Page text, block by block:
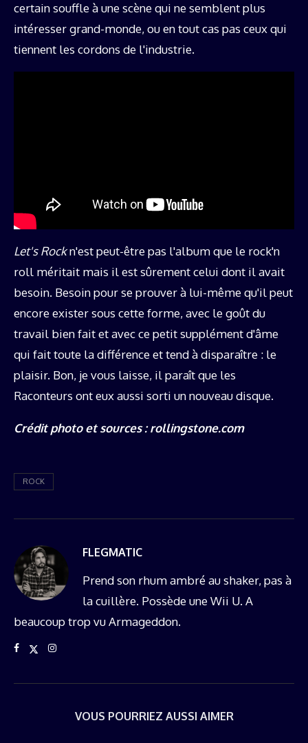
certain souffle à une scène qui ne semblent plus
intéresser grand-monde, ou en tout cas pas ceux qui
tiennent les cordons de l'industrie.
Let's Rockn'est peut-être pas l'album que le rock'n
roll méritait mais il est sûrement celui dont il avait
besoin. Besoin pour se prouver à lui-même qu'il peut
encore exister sous cette forme, avec le goût du
travail bien fait et avec ce petit supplément d'âme
qui fait toute la différence et tend à disparaître : le
plaisir. Bon, je vous laisse, il paraît que les
Raconteurs ont eux aussi sorti un nouveau disque.
Crédit photo et sources : rollingstone.com
ROCK
FLEGMATIC
Prend son rhum ambré au shaker, pas à
la cuillère. Possède une Wii U. A
beaucoup trop vu Armageddon.
VOUS POURRIEZ AUSSI AIMER